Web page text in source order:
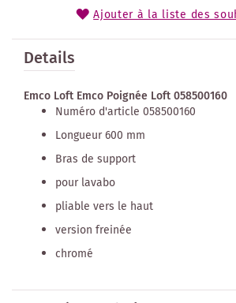
Ajouter à la liste des
Details
Emco Loft Emco Poignée Loft 058500160
Numéro d'article 058500160
Longueur 600 mm
Bras de support
pour lavabo
pliable vers le haut
version freinée
chromé